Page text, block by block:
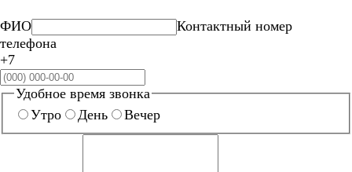
ФИО
Контактный номер
телефона
+7
Удобное время звонка
Утро
День Вечер